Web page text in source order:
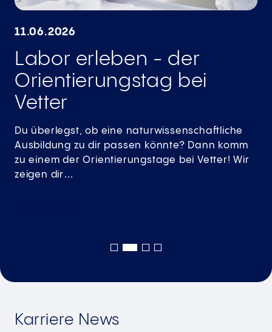
11.06.2026
Labor erleben - der
Orientierungstag bei
Vetter
Du überlegst, ob eine naturwissenschaftliche
Ausbildung zu dir passen könnte? Dann komm
zu einem der Orientierungstage bei Vetter! Wir
zeigen dir…
Karriere News